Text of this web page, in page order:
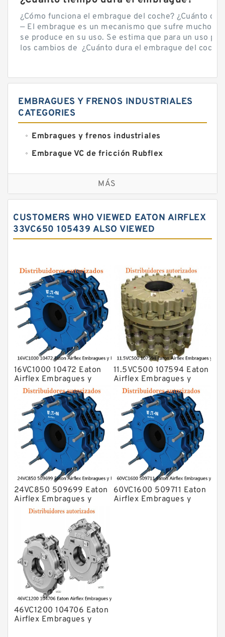
¿Cómo funciona el embrague del coche? ¿Cuánto
— El embrague es un mecanismo que sufre mucho
se produce en su uso. Se estima que para un uso
los cambios de ¿Cuánto dura el embrague del
EMBRAGUES Y FRENOS INDUSTRIALES
CATEGORIES
Embragues y frenos industriales
Embrague VC de fricción Rubflex
Embragues y frenos VC
MÁS
CUSTOMERS WHO VIEWED EATON AIRFLEX
33VC650 105439 ALSO VIEWED
16VC1000 10472 Eaton
Airflex Embragues y
Frenos
11.5VC500 107594 Eaton
Airflex Embragues y
Frenos
24VC850 509699 Eaton
Airflex Embragues y
Frenos
60VC1600 509711 Eaton
Airflex Embragues y
46VC1200 104706 Eaton
Airflex Embragues y